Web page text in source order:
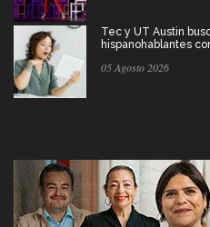
Tec y UT Austin
hispanohablantes
05 Agosto 2026